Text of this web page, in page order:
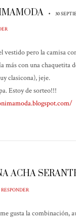
• 30
vestido pero la camisa
más con una chaquetita
clasicona), jeje.
Estoy de sorteo!!!
ACHA
RESPONDER
gusta la combinación,